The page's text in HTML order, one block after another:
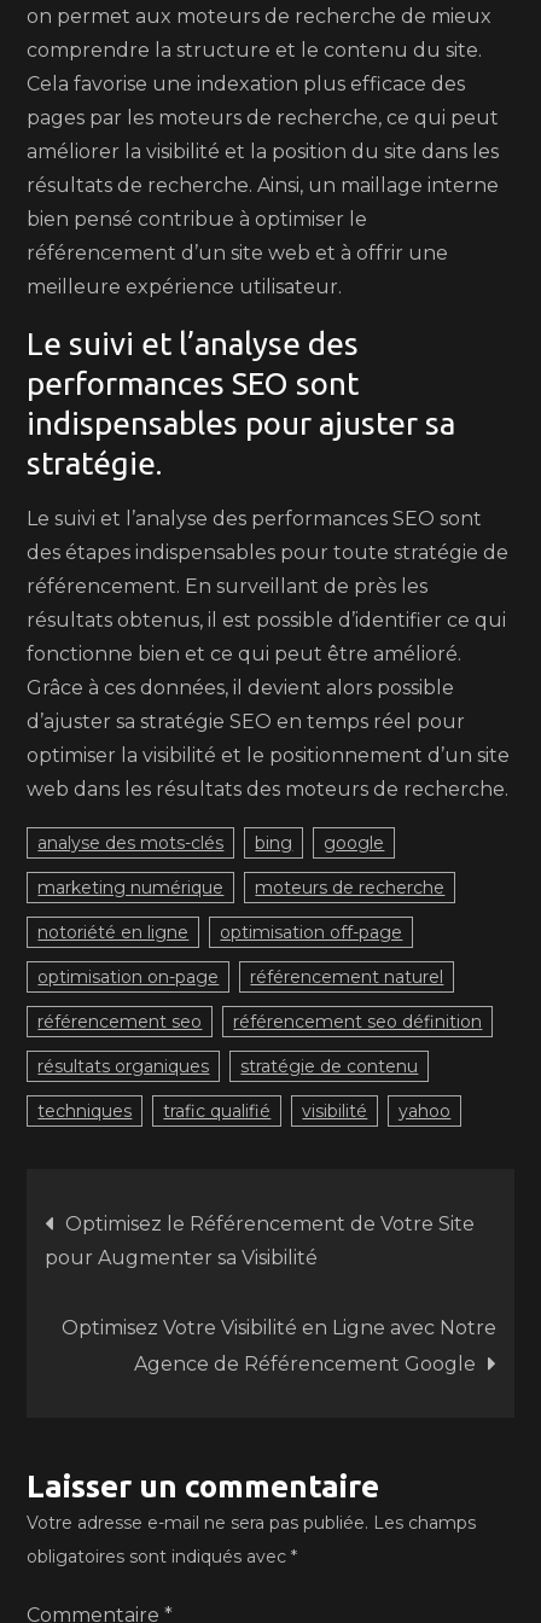
on permet aux moteurs de recherche de mieux
comprendre la structure et le contenu du site.
Cela favorise une indexation plus efficace des
pages par les moteurs de recherche, ce qui peut
améliorer la visibilité et la position du site dans les
résultats de recherche. Ainsi, un maillage interne
bien pensé contribue à optimiser le
référencement d’un site web et à offrir une
meilleure expérience utilisateur.
Le suivi et l’analyse des
performances SEO sont
indispensables pour ajuster sa
stratégie.
Le suivi et l’analyse des performances SEO sont
des étapes indispensables pour toute stratégie de
référencement. En surveillant de près les
résultats obtenus, il est possible d’identifier ce qui
fonctionne bien et ce qui peut être amélioré.
Grâce à ces données, il devient alors possible
d’ajuster sa stratégie SEO en temps réel pour
optimiser la visibilité et le positionnement d’un site
web dans les résultats des moteurs de recherche.
analyse des mots-clés bing google
marketing numérique moteurs de recherche
notoriété en ligne optimisation off-page
optimisation on-page référencement naturel
référencement seo référencement seo définition
résultats organiques stratégie de contenu
techniques trafic qualifié visibilité yahoo
Navigation
de
l’article
Optimisez le Référencement de Votre Site
pour Augmenter sa Visibilité
Optimisez Votre Visibilité en Ligne avec Notre
Agence de Référencement Google
Laisser un commentaire
Votre adresse e-mail ne sera pas publiée. Les champs
obligatoires sont indiqués avec*
Commentaire*